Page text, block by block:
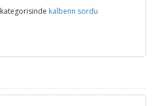
kategorisinde kalbenn sordu